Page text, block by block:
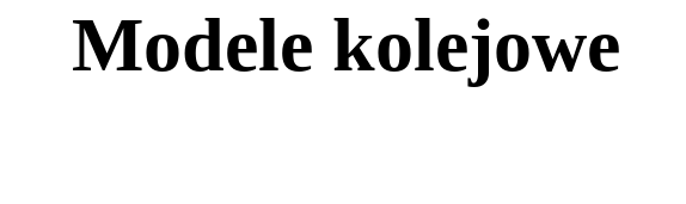
Modele kolejowe